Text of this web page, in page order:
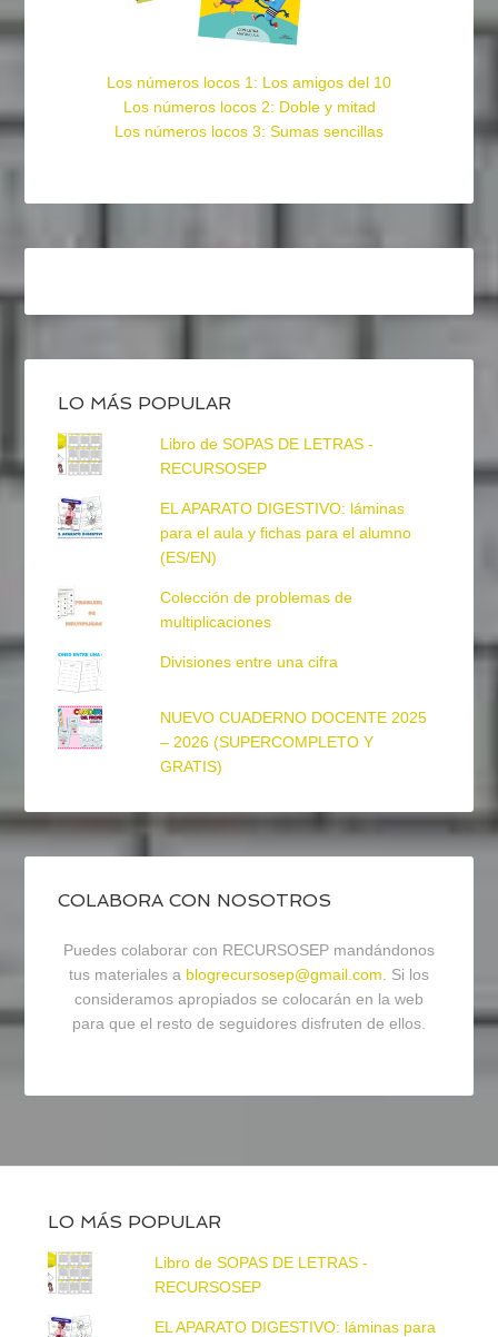
Los números locos 1: Los amigos del 10
Los números locos 2: Doble y mitad
Los números locos 3: Sumas sencillas
LO MÁS POPULAR
Libro de SOPAS DE LETRAS -
RECURSOSEP
EL APARATO DIGESTIVO: láminas
para el aula y fichas para el alumno
(ES/EN)
Colección de problemas de
multiplicaciones
Divisiones entre una cifra
NUEVO CUADERNO DOCENTE 2025
– 2026 (SUPERCOMPLETO Y
GRATIS)
COLABORA CON NOSOTROS
Puedes colaborar con RECURSOSEP mandándonos
tus materiales a blogrecursosep@gmail.com. Si los
consideramos apropiados se colocarán en la web
para que el resto de seguidores disfruten de ellos.
LO MÁS POPULAR
Libro de SOPAS DE LETRAS -
RECURSOSEP
EL APARATO DIGESTIVO: láminas para